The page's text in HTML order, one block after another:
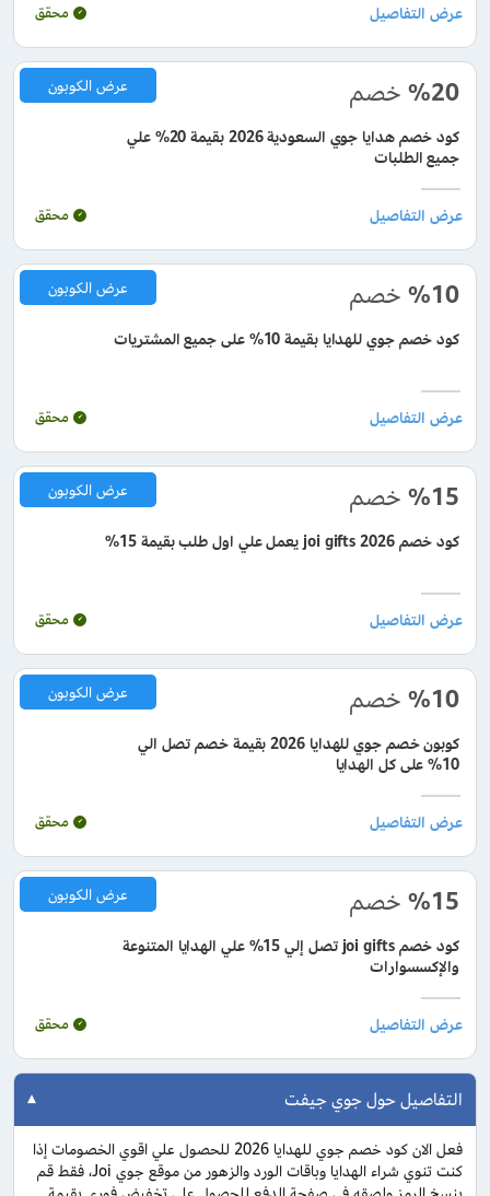
محقق
%20 خصم
كود خصم هدايا جوي السعودية 2026 بقيمة 20% علي
جميع الطلبات
عرض الكوبون
محقق
%10 خصم
كود خصم جوي للهدايا بقيمة 10% على جميع المشتريات
عرض الكوبون
محقق
%15 خصم
كود خصم joi gifts 2026 يعمل علي اول طلب بقيمة 15%
عرض الكوبون
محقق
%10 خصم
كوبون خصم جوي للهدايا 2026 بقيمة خصم تصل الي
10% على كل الهدايا
عرض الكوبون
محقق
%15 خصم
كود خصم joi gifts تصل إلي 15% علي الهدايا المتنوعة
والإكسسوارات
عرض الكوبون
محقق
التفاصيل حول جوي جيفت
فعل الان كود خصم جوي للهدايا 2026 للحصول علي اقوي الخصومات إذا
كنت تنوي شراء الهدايا وباقات الورد والزهور من موقع جوي Joi، فقط قم